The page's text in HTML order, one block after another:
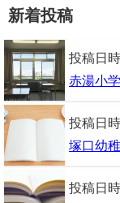
新着投稿
投稿日
赤湯小
投稿日
塚口幼
投稿日